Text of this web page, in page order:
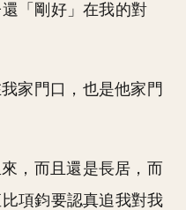
「剛好」在我的對
家門口，也是他家門
，而且還是長居，而
項鈞要認真追我對我